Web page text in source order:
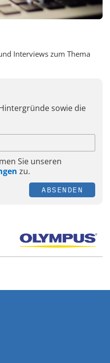
Interviews zum Thema
sowie die
Sie unseren
zu.
ABSENDEN